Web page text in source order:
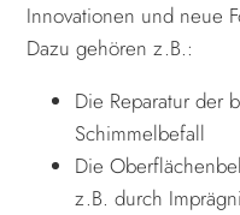
Innovationen und neue
Dazu gehören z.B.:
Die Reparatur der
Schimmelbefall
Die
z.B. durch